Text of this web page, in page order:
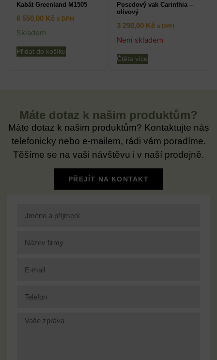
Kabát Greenland M1505
6 550,00 Kč s DPH
Skladem
Přidat do košíku
Posedový vak Carinthia –
olivový
3 290,00 Kč s DPH
Není skladem
Čtěte více
Máte dotaz k našim produktům?
Máte dotaz k našim produktům? Kontaktujte nás
telefonicky nebo e-mailem, rádi vám poradíme.
Těšíme se na vaši návštěvu i v naší prodejně.
PŘEJÍT NA KONTAKT